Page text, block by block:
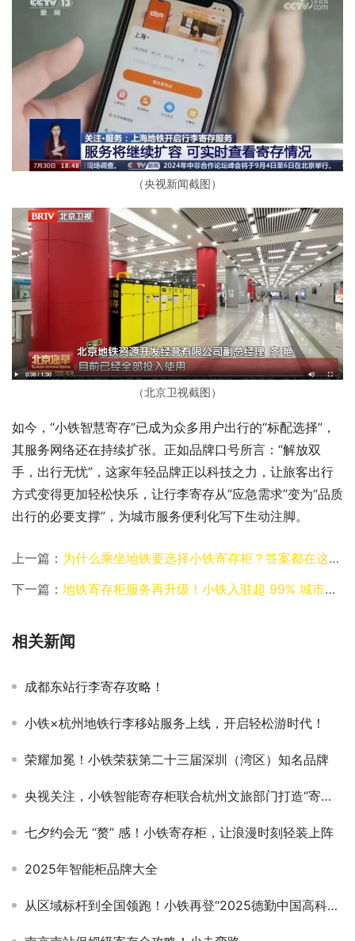
（央视新闻截图）
（北京卫视截图）
如今，“小铁智慧寄存”已成为众多用户出行的“标配选择”，
其服务网络还在持续扩张。正如品牌口号所言：“解放双
手，出行无忧”，这家年轻品牌正以科技之力，让旅客出行
方式变得更加轻松快乐，让行李寄存从“应急需求”变为“品质
出行的必要支撑”，为城市服务便利化写下生动注脚。
上一篇： 为什么乘坐地铁要选择小铁寄存柜？答案都在这儿了
下一篇： 地铁寄存柜服务再升级！小铁入驻超 99% 城市地铁站，解锁轻装出行新体验
相关新闻
成都东站行李寄存攻略！
小铁×杭州地铁行李移站服务上线，开启轻松游时代！
荣耀加冕！小铁荣获第二十三届深圳（湾区）知名品牌
央视关注，小铁智能寄存柜联合杭州文旅部门打造“寄存+直送服务”助力旅客出行轻松游
七夕约会无 “赘” 感！小铁寄存柜，让浪漫时刻轻装上阵
2025年智能柜品牌大全
从区域标杆到全国领跑！小铁再登“2025德勤中国高科技高成长50强”榜单